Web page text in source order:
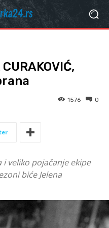
0
1576
veliko pojačanje ekipe
biće Jelena